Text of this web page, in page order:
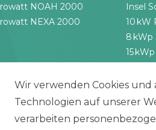
NOAH 2000
NEXA 2000
Insel
10 kW
8 kWp
15
25
30
ÜBER
Wir verwenden Cookies und
Technologien auf unserer
verarbeiten